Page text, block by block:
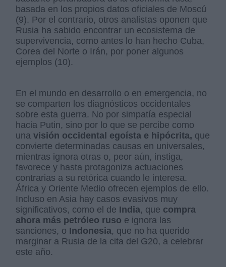
basada en los propios datos oficiales de Moscú
(9). Por el contrario, otros analistas oponen que
Rusia ha sabido encontrar un ecosistema de
supervivencia, como antes lo han hecho Cuba,
Corea del Norte o Irán, por poner algunos
ejemplos (10).
En el mundo en desarrollo o en emergencia, no
se comparten los diagnósticos occidentales
sobre esta guerra. No por simpatía especial
hacia Putin, sino por lo que se percibe como
unavisión occidental egoísta e hipócrita, que
convierte determinadas causas en universales,
mientras ignora otras o, peor aún, instiga,
favorece y hasta protagoniza actuaciones
contrarias a su retórica cuando le interesa.
África y Oriente Medio ofrecen ejemplos de ello.
Incluso en Asia hay casos evasivos muy
significativos, como el de India, que compra
ahora más petróleo ruso e ignora las
sanciones, o Indonesia, que no ha querido
marginar a Rusia de la cita del G20, a celebrar
este año.